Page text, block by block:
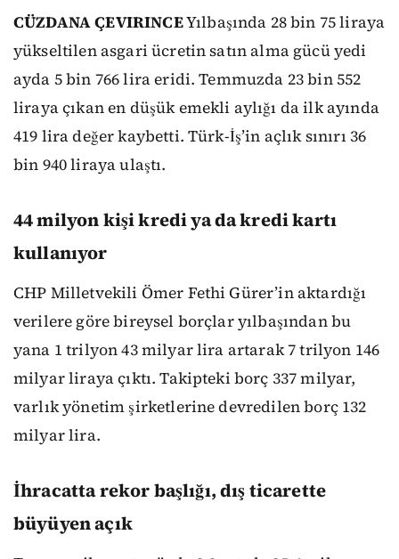
CÜZDANA ÇEVIRINCEYılbaşında 28 bin 75 liraya
yükseltilen asgari ücretin satın alma gücü yedi
ayda 5 bin 766 lira eridi. Temmuzda 23 bin 552
liraya çıkan en düşük emekli aylığı da ilk ayında
419 lira değer kaybetti. Türk-İş’in açlık sınırı 36
bin 940 liraya ulaştı.
44 milyon kişi kredi ya da kredi kartı
kullanıyor
CHP Milletvekili Ömer Fethi Gürer’in aktardığı
verilere göre bireysel borçlar yılbaşından bu
yana 1 trilyon 43 milyar lira artarak 7 trilyon 146
milyar liraya çıktı. Takipteki borç 337 milyar,
varlık yönetim şirketlerine devredilen borç 132
milyar lira.
İhracatta rekor başlığı, dış ticarette
büyüyen açık